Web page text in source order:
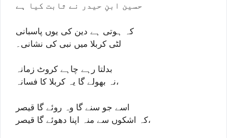
حسین ابنِ حیدر نے ثابت کیا ہے
کہ ہوتی ہے دین کی یوں پاسبانی
لٹی کربلا میں نبی کی نشانی۔
بدلتا رہے چاہے کروٹ زمانہ
نہ بھولے گا یہ کربلا کا فسانہ،
اسے جو سنے گا وہ روئے گا قیصر
کہ اشکوں سے منہ اپنا دھوئے گا قیصر،